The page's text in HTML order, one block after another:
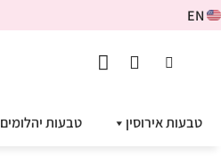
EN
טבעות אירוסין טבעות יהלומים